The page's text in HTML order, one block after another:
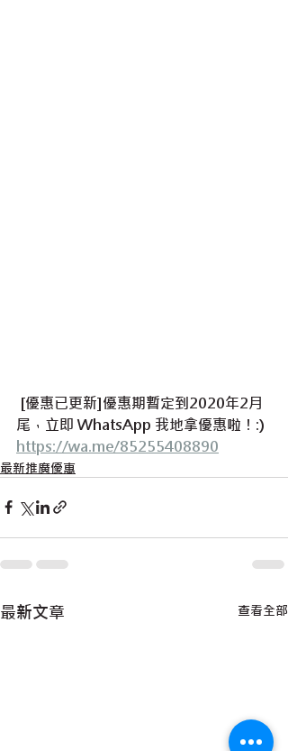
尾，立即 WhatsApp 我地拿優惠啦！:)
https://wa.me/85255408890
最新推廣優惠
最新文章 查看全部